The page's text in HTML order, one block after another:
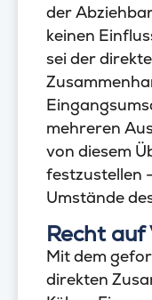
der
keinen
sei der
mehreren
von diesem
festzustellen
Umstände
Recht
Mit dem
direkten